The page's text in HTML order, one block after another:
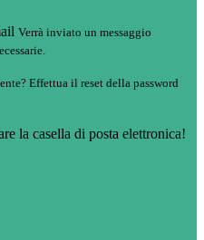
Verrà inviato un messaggio
Effettua il reset della password
la casella di posta elettronica!